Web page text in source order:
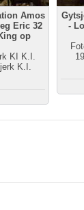
Amos
Eric 32
op
KI K.I.
K.I.
-